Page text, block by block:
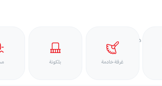
غرفة خادمة بلكونة